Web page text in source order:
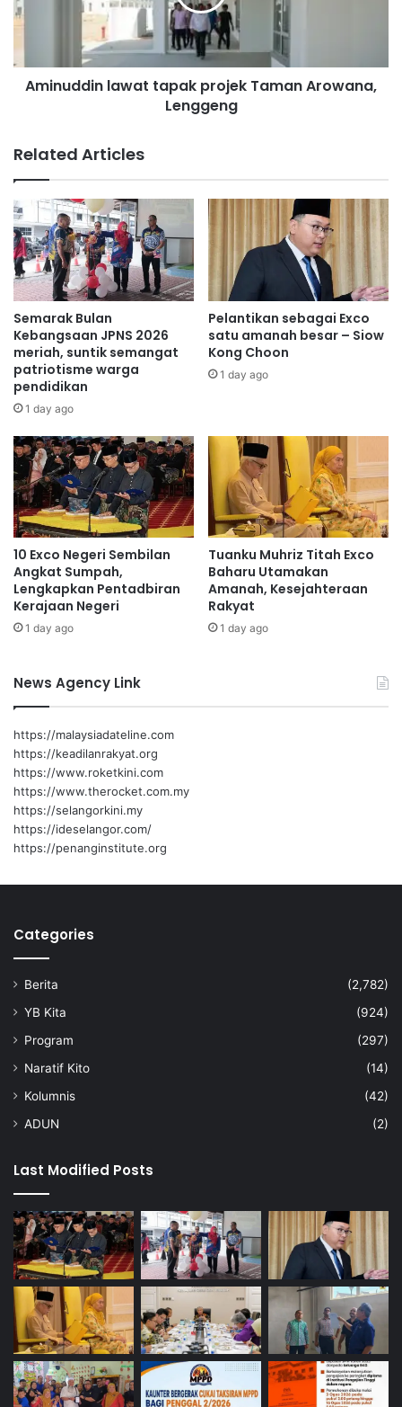
s
b
n
d
r
i
p
a
d
V
e
e
r
a
a
n
d
i
n
t
t
a
p
a
k
p
r
o
j
e
k
T
a
a
n
A
r
o
w
a
n
a
,
L
g
g
e
n
g
Aminuddin lawat tapak projek Taman Arowana,
Lenggeng
Related Articles
Semarak Bulan
Kebangsaan JPNS 2026
meriah, suntik semangat
patriotisme warga
pendidikan
1 day ago
Pelantikan sebagai Exco
satu amanah besar – Siow
Kong Choon
1 day ago
10 Exco Negeri Sembilan
Angkat Sumpah,
Lengkapkan Pentadbiran
Kerajaan Negeri
1 day ago
Tuanku Muhriz Titah Exco
Baharu Utamakan
Amanah, Kesejahteraan
Rakyat
1 day ago
News Agency Link
https://malaysiadateline.com
https://keadilanrakyat.org
https://www.roketkini.com
https://www.therocket.com.my
https://selangorkini.my
https://ideselangor.com/
https://penanginstitute.org
Categories
Berita
(2,782)
YB Kita
(924)
Program
(297)
Naratif Kito
(14)
Kolumnis
(42)
ADUN
(2)
Last Modified Posts